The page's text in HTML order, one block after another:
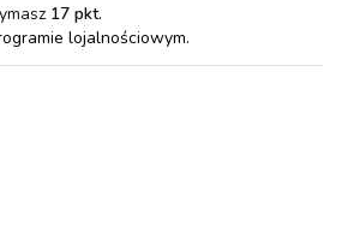
17 pkt.
lojalnościowym.